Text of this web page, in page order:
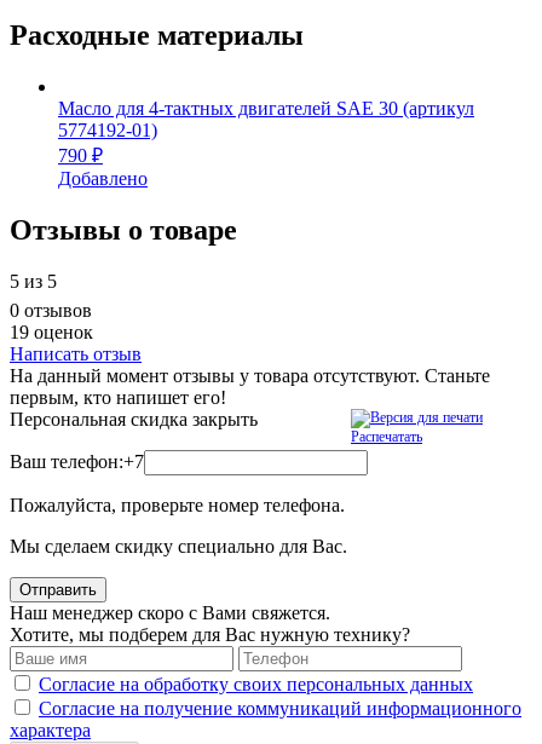
Расходные материалы
Масло для 4-тактных двигателей SAE 30 (артикул
5774192-01)
790 ₽
Добавлено
Отзывы о товаре
5 из 5
0 отзывов
19 оценок
Написать отзыв
На данный момент отзывы у товара отсутствуют. Станьте
первым, кто напишет его!
Распечатать
Персональная скидка закрыть
Ваш телефон:+7
Пожалуйста, проверьте номер телефона.
Мы сделаем скидку специально для Вас.
Отправить
Наш менеджер скоро с Вами свяжется.
Хотите, мы подберем для Вас нужную технику?
Согласие на обработку своих персональных данных
Согласие на получение коммуникаций информационного
характера